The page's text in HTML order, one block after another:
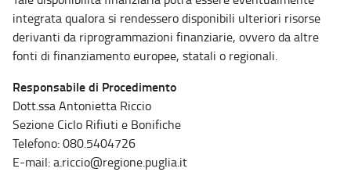
integrata qualora si rendessero disponibili ulteriori risorse
derivanti da riprogrammazioni finanziarie, ovvero da altre
fonti di finanziamento europee, statali o regionali.
Responsabile di Procedimento
Dott.ssa Antonietta Riccio
Sezione Ciclo Rifiuti e Bonifiche
Telefono: 080.5404726
E-mail: a.riccio@regione.puglia.it